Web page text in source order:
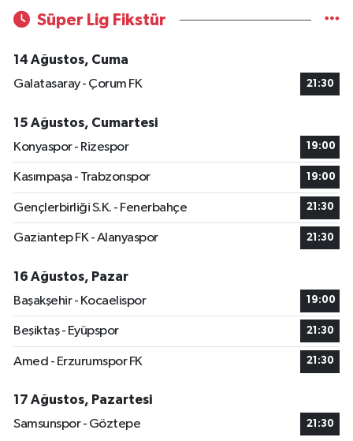
Süper Lig Fikstür
14 Ağustos, Cuma
Galatasaray - Çorum FK
21:30
15 Ağustos, Cumartesi
Konyaspor - Rizespor
19:00
Kasımpaşa - Trabzonspor 19:00
Gençlerbirliği S.K. - Fenerbahçe 21:30
Gaziantep FK - Alanyaspor 21:30
16 Ağustos, Pazar
Başakşehir - Kocaelispor
19:00
Beşiktaş - Eyüpspor 21:30
Amed - Erzurumspor FK 21:30
17 Ağustos, Pazartesi
Samsunspor - Göztepe
21:30